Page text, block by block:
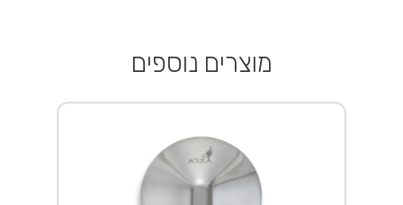
מוצרים נוספים